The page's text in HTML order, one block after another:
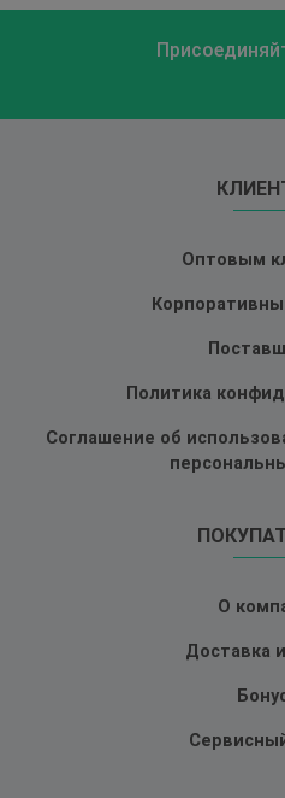
Оптовым
Политика
Соглашение об
О
Доставка